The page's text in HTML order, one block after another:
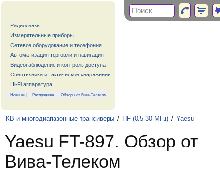
Радиосвязь
Измерительные приборы
Сетевое оборудование и телефония
Автоматизация торговли и навигация
Видеонаблюдение и контроль доступа
Спецтехника и тактическое снаряжение
Hi-Fi аппаратура
Новинки | Распродажа| Обзоры от Вива-Телеком
КВ и многодиапазонные трансиверы / HF (0.5-30 МГц) / Yaesu
Yaesu FT-897. Обзор от
Вива-Телеком